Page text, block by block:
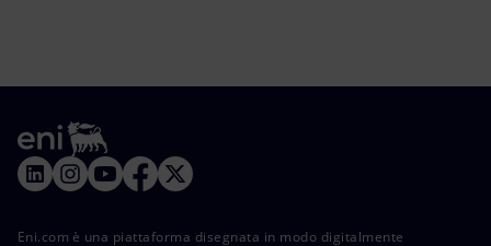
Eni.com è una piattaforma disegnata in modo digitalmente